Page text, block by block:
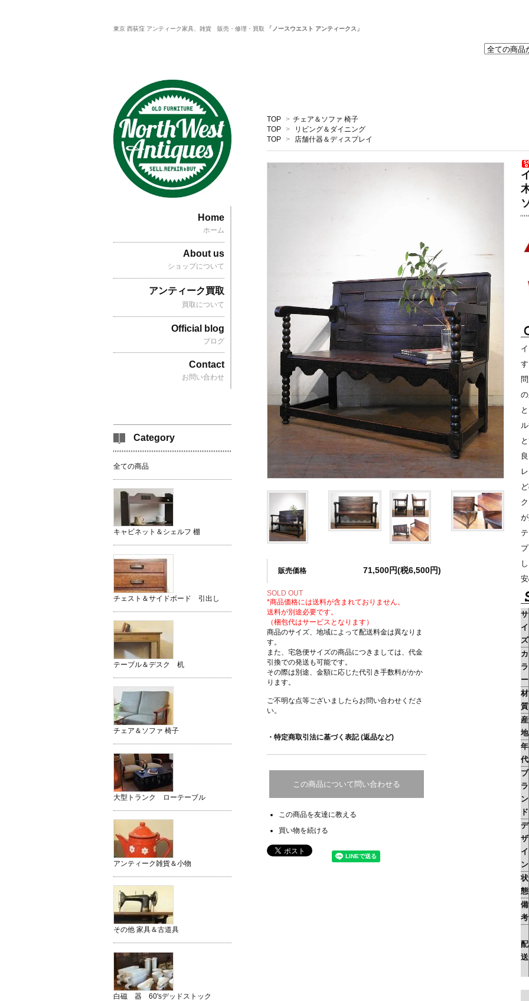
東京 西荻窪 アンティーク家具、雑貨 販売・修理・買取 「ノースウエスト アンティークス」
TOP > チェア＆ソファ 椅子
TOP >
リビング＆ダイニング
TOP > 店舗什器＆ディスプレイ
サ
イ
ズ
カ
ラ
ー
材
質
産
地
年
代
ブ
ラ
ン
ド
デ
ザ
イ
ン
状
態
備
考
配
送
販売価格 71,500円(税6,500円)
SOLD OUT
*商品価格には送料が含まれておりません。
送料が別途必要です。
（梱包代はサービスとなります）
商品のサイズ、地域によって配送料金は異なりま
す。
また、宅急便サイズの商品につきましては、代金
引換での発送も可能です。
その際は別途、金額に応じた代引き手数料がかか
ります。
ご不明な点等ございましたらお問い合わせくださ
い。
・特定商取引法に基づく表記 (返品など)
この商品について問い合わせる
この商品を友達に教える
買い物を続ける
Home
ホーム
About us
ショップについて
アンティーク買取
買取について
Official blog
ブログ
Contact
お問い合わせ
Category
全ての商品
キャビネット＆シェルフ 棚
チェスト＆サイドボード 引出し
テーブル＆デスク 机
チェア＆ソファ 椅子
大型トランク ローテーブル
アンティーク雑貨＆小物
その他 家具＆古道具
白磁 器 60'sデッドストック